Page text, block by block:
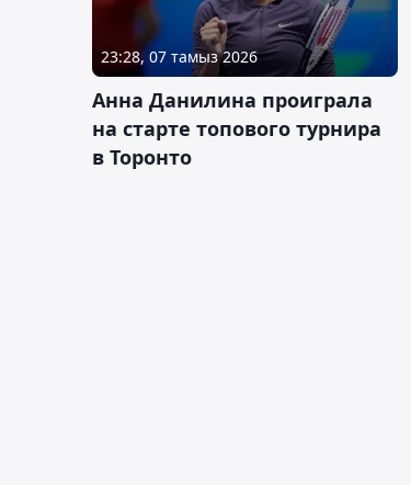
23:28, 07 тамыз 2026
Анна Данилина проиграла
на старте топового турнира
в Торонто